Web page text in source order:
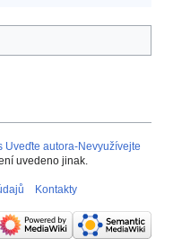
Uveďte autora-Nevyužívejte
uvedeno jinak.
Kontakty